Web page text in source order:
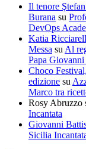
Il tenore
Burana su
DevOps
Katia
Messa su Al
Papa
Choco
edizione su
Marco tra
Rosy Abruzzo
Incantata
Giovanni
Sicilia